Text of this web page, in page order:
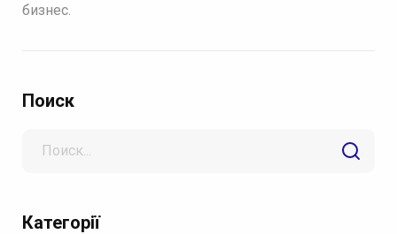
бизнес.
Поиск
Категорії